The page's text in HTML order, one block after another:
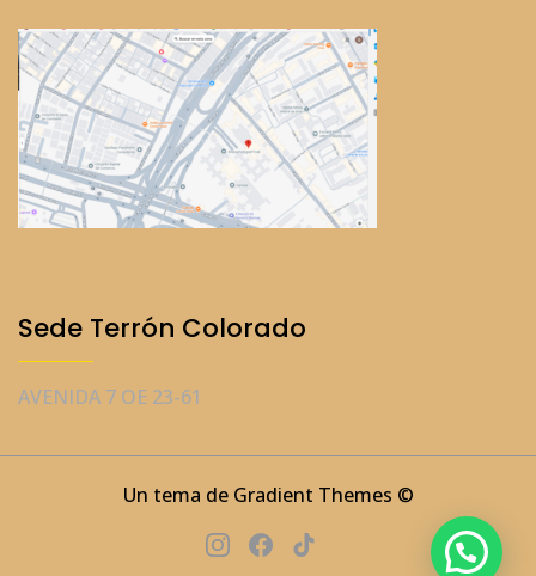
Sede Terrón Colorado
AVENIDA 7 OE 23-61
Un tema de Gradient Themes ©